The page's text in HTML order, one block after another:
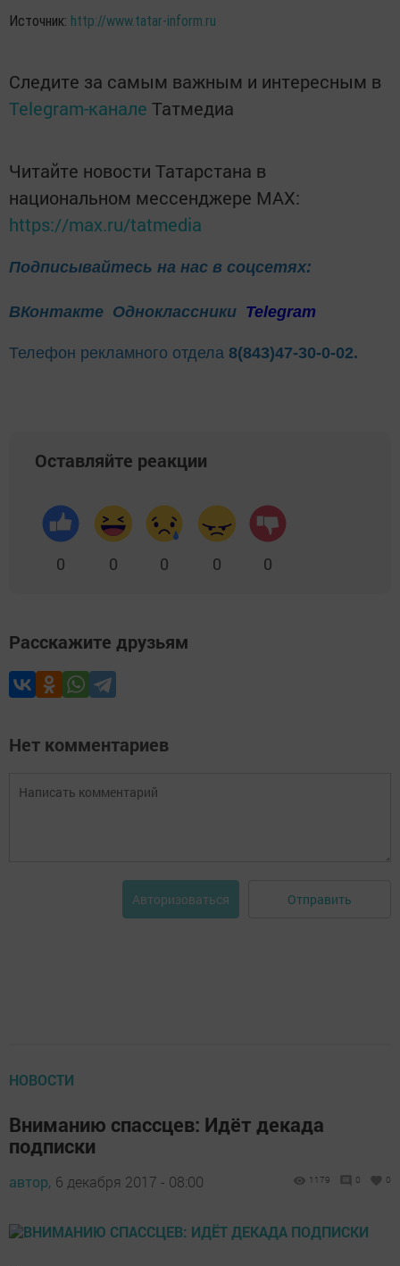
Источник: http://www.tatar-inform.ru
Следите за самым важным и интересным в
Telegram-канале Татмедиа
Читайте новости Татарстана в
национальном мессенджере MАХ:
https://max.ru/tatmedia
Подписывайтесь на нас в соцсетях:
ВКонтакте Одноклассники Telegram
Телефон рекламного отдела 8(843)47-30-0-02.
Оставляйте реакции
0 0 0 0 0
Расскажите друзьям
Нет комментариев
Авторизоваться Отправить
НОВОСТИ
Вниманию спассцев: Идёт декада
подписки
автор, 6 декабря 2017 - 08:00 1179 0 0